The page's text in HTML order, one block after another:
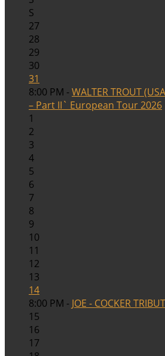
S
27
28
29
30
31
8:00 PM -WALTER TROUT
– Part II` European Tour 2026
1
2
3
4
5
6
7
8
9
10
11
12
13
14
8:00 PM - JOE - COCKER
15
16
17